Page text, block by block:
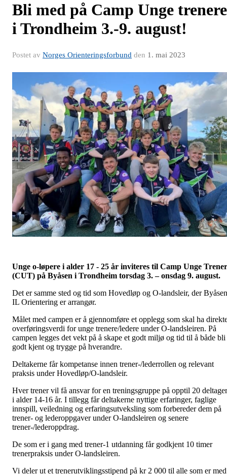
Bli med på Camp Unge trenere
i Trondheim 3.-9. august!
Postet av Norges Orienteringsforbund den 1. mai 2023
Unge o-løpere i alder 17 - 25 år inviteres til Camp Unge
(CUT) på Byåsen i Trondheim torsdag 3. – onsdag 9. august.
Det er samme sted og tid som Hovedløp og O-landsleir, der Byåsen
IL Orientering er arrangør.
Målet med campen er å gjennomføre et opplegg som skal ha
overføringsverdi for unge trenere/ledere under O-landsleiren. På
campen legges det vekt på å skape et godt miljø og tid til å både bli
godt kjent og trygge på hverandre.
Deltakerne får kompetanse innen trener-/lederrollen og relevant
praksis under Hovedløp/O-landsleir.
Hver trener vil få ansvar for en treningsgruppe på opptil 20
i alder 14-16 år. I tillegg får deltakerne nyttige erfaringer, faglige
innspill, veiledning og erfaringsutveksling som forbereder dem på
trener- og lederoppgaver under O-landsleiren og senere
trener-/lederoppdrag.
De som er i gang med trener-1 utdanning får godkjent 10 timer
trenerpraksis under O-landsleiren.
Vi deler ut et trenerutviklingsstipend på kr 2 000 til alle som er med